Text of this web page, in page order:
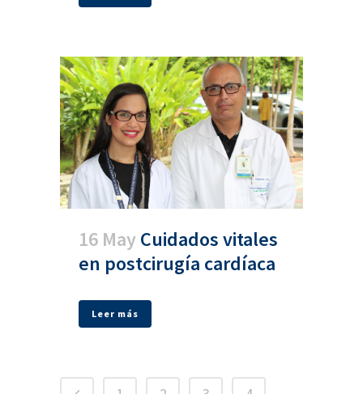
16 MayCuidados vitales
en postcirugía cardíaca
Leer más